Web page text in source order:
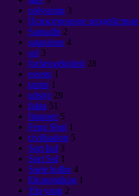
oplysning 3
Психотронное воздействие
Samadhi 2
satanisme 4
sol 3
forfængelighed 28
essens 1
tantra 1
udstyr 29
fakta 51
finanser 5
Feng Shui 1
civilisation 5
Sort hul 3
Sort Sol 1
Sorte huller 4
Ekonomikon 1
Yin yang 2